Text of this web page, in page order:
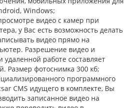
Windows;
видео с камер при
у Вас есть возможность делать
видео прямо на
Разрешение видео и
работе составляет
Размер фотоснимка 300 кб;
программного
CMS идущего в комплекте, Вы
записанное видео на